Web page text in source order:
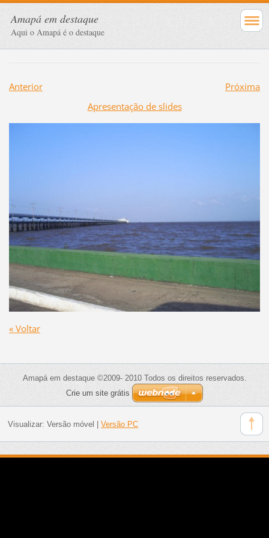
Amapá em destaque
Aqui o Amapá é o destaque
Anterior
Próxima
Apresentação de slides
« Voltar
Amapá em destaque ©2009- 2010 Todos os direitos reservados.
Crie um site grátis
Visualizar: Versão móvel Versão PC